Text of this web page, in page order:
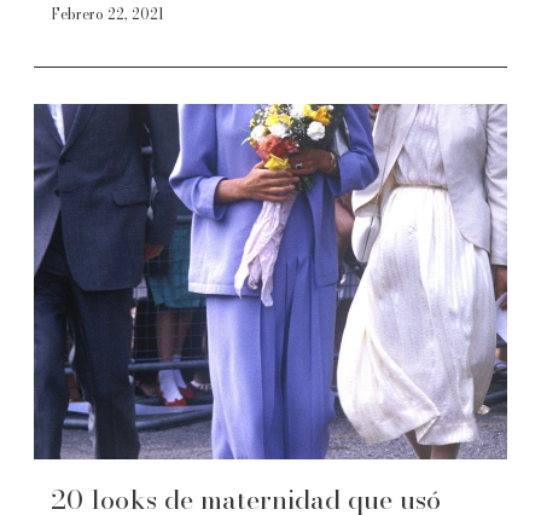
Febrero 22, 2021
20 looks de maternidad que usó